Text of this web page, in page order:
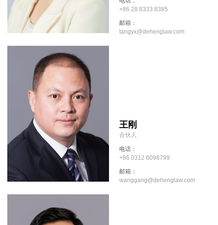
+86 28 8333 8385
邮箱：
tangyx@dehenglaw.com
王刚
合伙人
电话：
+86 0312 6098799
邮箱：
wanggang@dehenglaw.com